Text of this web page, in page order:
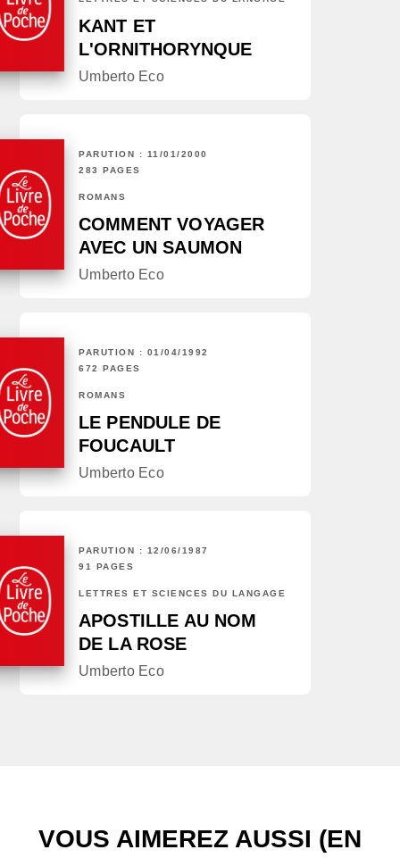
KANT ET
L'ORNITHORYNQUE
Umberto Eco
PARUTION : 11/01/2000
283 PAGES
ROMANS
COMMENT VOYAGER
AVEC UN SAUMON
Umberto Eco
PARUTION : 01/04/1992
672 PAGES
ROMANS
LE PENDULE DE
FOUCAULT
Umberto Eco
PARUTION : 12/06/1987
91 PAGES
LETTRES ET SCIENCES DU LANGAGE
APOSTILLE AU NOM
DE LA ROSE
Umberto Eco
VOUS AIMEREZ AUSSI (EN